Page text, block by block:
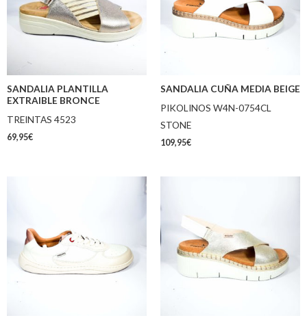
SANDALIA PLANTILLA
EXTRAIBLE BRONCE
TREINTAS 4523
69,95€
SANDALIA CUÑA MEDIA BEIGE
PIKOLINOS W4N-0754CL
STONE
109,95€